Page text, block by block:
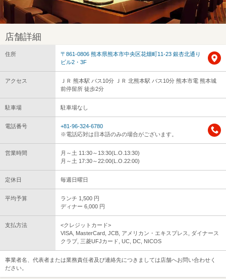
店舗詳細
住所
〒861-0806 熊本県熊本市中央区花畑町11-23 銀杏北通り
ビル2・3F
アクセス
ＪＲ 熊本駅 バス10分 ＪＲ 北熊本駅 バス10分 熊本市電 熊本城
前停留所 徒歩2分
駐車場 駐車場なし
電話番号
+81-96-324-6780
※電話応対は日本語のみの場合がございます。
営業時間
月～土 11:30～13:30(L.O.13:30)
月～土 17:30～22:00(L.O.22:00)
定休日 毎週日曜日
平均予算
ランチ 1,500 円
ディナー 6,000 円
支払方法
<クレジットカード>
VISA, MasterCard, JCB, アメリカン・エキスプレス, ダイナース
クラブ, 三菱UFJカード, UC, DC, NICOS
事業者名、代表者または業務責任者及び連絡先につきましては店舗へお問い合わせく
ださい。